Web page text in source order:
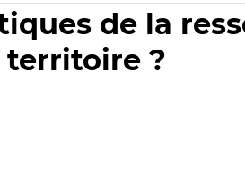
de la
?